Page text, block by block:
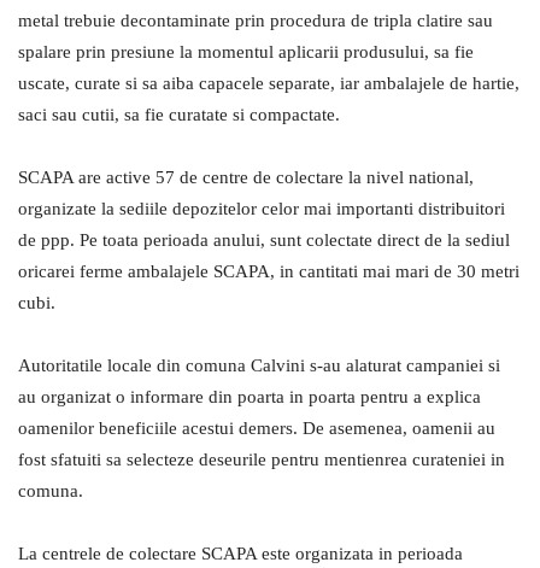
metal trebuie decontaminate prin procedura de tripla clatire sau
spalare prin presiune la momentul aplicarii produsului, sa fie
uscate, curate si sa aiba capacele separate, iar ambalajele de hartie,
saci sau cutii, sa fie curatate si compactate.
SCAPA are active 57 de centre de colectare la nivel national,
organizate la sediile depozitelor celor mai importanti distribuitori
de ppp. Pe toata perioada anului, sunt colectate direct de la sediul
oricarei ferme ambalajele SCAPA, in cantitati mai mari de 30 metri
cubi.
Autoritatile locale din comuna Calvini s-au alaturat campaniei si
au organizat o informare din poarta in poarta pentru a explica
oamenilor beneficiile acestui demers. De asemenea, oamenii au
fost sfatuiti sa selecteze deseurile pentru mentienrea curateniei in
comuna.
La centrele de colectare SCAPA este organizata in perioada